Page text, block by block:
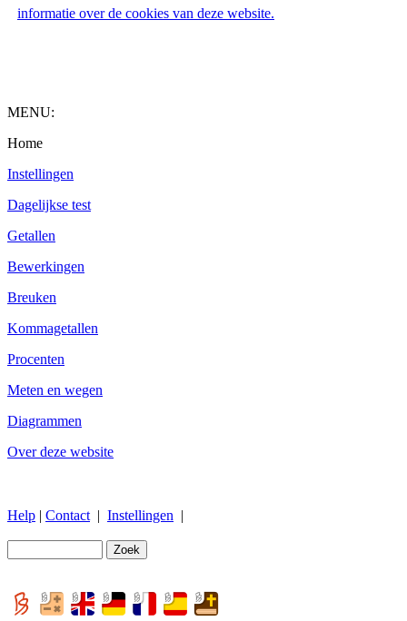
informatie over de cookies van deze website.
MENU:
Home
Instellingen
Dagelijkse test
Getallen
Bewerkingen
Breuken
Kommagetallen
Procenten
Meten en wegen
Diagrammen
Over deze website
Help | Contact | Instellingen |